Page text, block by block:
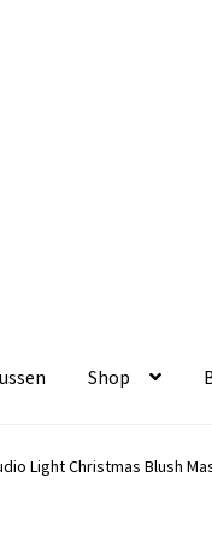
Shop
Light Christmas Blush